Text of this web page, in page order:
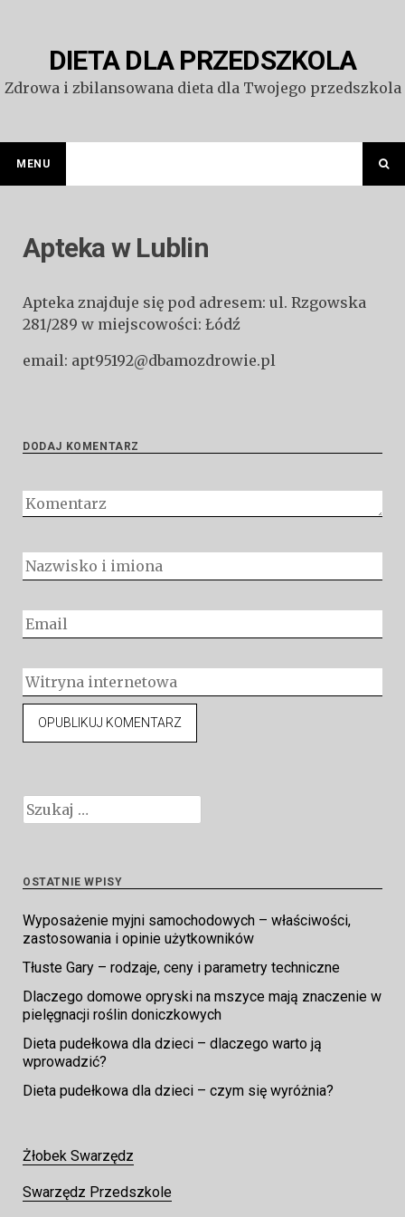
DIETA DLA PRZEDSZKOLA
Zdrowa i zbilansowana dieta dla Twojego przedszkola
MENU
Apteka w Lublin
Apteka znajduje się pod adresem: ul. Rzgowska
281/289 w miejscowości: Łódź
email: apt95192@dbamozdrowie.pl
DODAJ KOMENTARZ
Szukaj:
OSTATNIE WPISY
Wyposażenie myjni samochodowych – właściwości,
zastosowania i opinie użytkowników
Tłuste Gary – rodzaje, ceny i parametry techniczne
Dlaczego domowe opryski na mszyce mają znaczenie w
pielęgnacji roślin doniczkowych
Dieta pudełkowa dla dzieci – dlaczego warto ją
wprowadzić?
Dieta pudełkowa dla dzieci – czym się wyróżnia?
Żłobek Swarzędz
Swarzędz Przedszkole